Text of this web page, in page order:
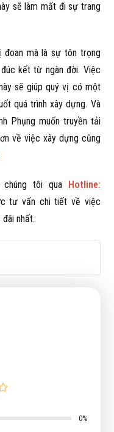
sẽ làm mất đi sự trang
đoan mà là sự tôn trọng
kết từ ngàn đời. Việc
sẽ giúp quý vị có một
quá trình xây dựng. Và
Phụng muốn truyền tải
về việc xây dựng cũng
tôi qua
Hotline:
tư vấn chi tiết về việc
nhất.
0%